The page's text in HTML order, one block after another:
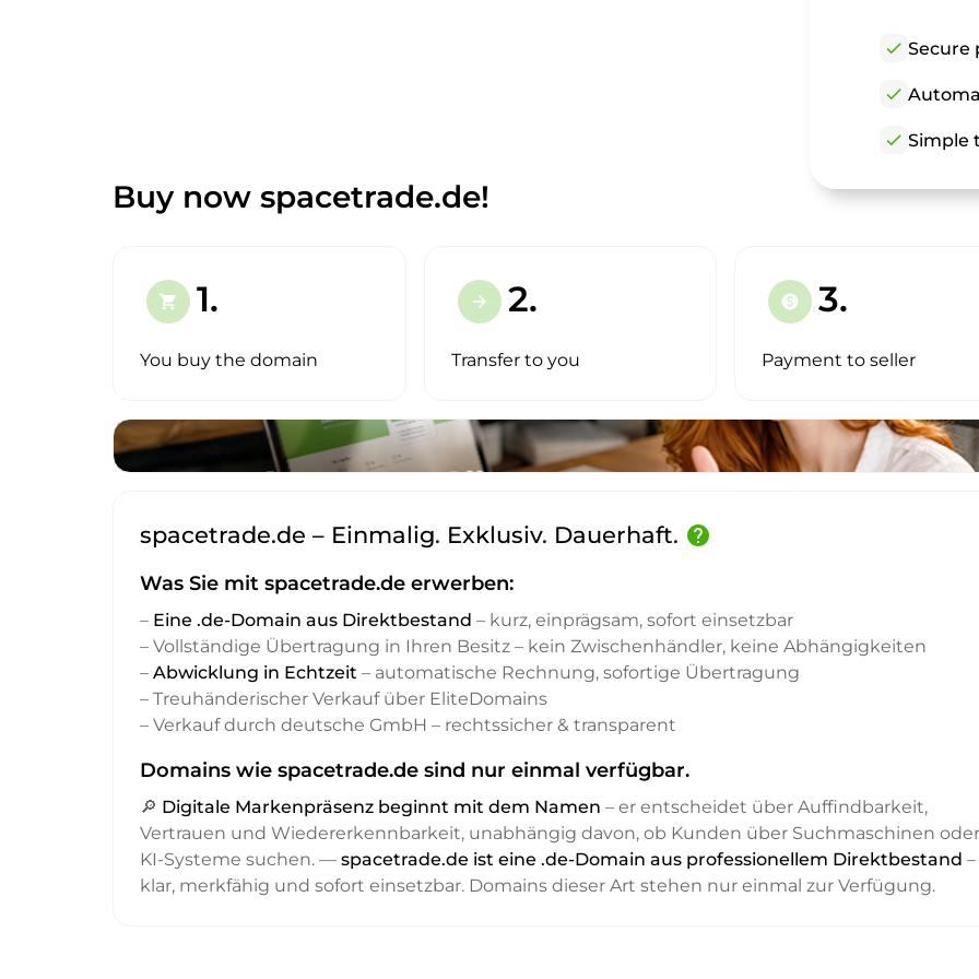
check Secure
check
check Simple
Buy now spacetrade.de!
shopping_cart 1.
You buy the domain
arrow_forward 2.
Transfer to you
paid 3.
Payment to seller
spacetrade.de – Einmalig. Exklusiv. Dauerhaft. help
Was Sie mit spacetrade.de erwerben:
– Eine .de-Domain aus Direktbestand – kurz, einprägsam, sofort einsetzbar
– Vollständige Übertragung in Ihren Besitz – kein Zwischenhändler, keine Abhängigkeiten
– Abwicklung in Echtzeit – automatische Rechnung, sofortige Übertragung
– Treuhänderischer Verkauf über EliteDomains
– Verkauf durch deutsche GmbH – rechtssicher & transparent
Domains wie spacetrade.de sind nur einmal verfügbar.
🔎 Digitale Markenpräsenz beginnt mit dem Namen – er entscheidet über Auffindbarkeit,
Vertrauen und Wiedererkennbarkeit, unabhängig davon, ob Kunden über Suchmaschinen oder
KI-Systeme suchen. — spacetrade.de ist eine .de-Domain aus professionellem Direktbestand –
klar, merkfähig und sofort einsetzbar. Domains dieser Art stehen nur einmal zur Verfügung.